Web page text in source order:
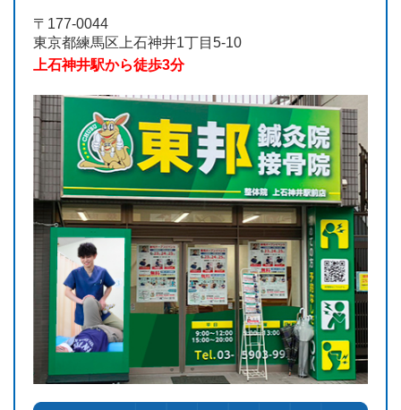
〒177-0044
東京都練馬区上石神井1丁目5-10
上石神井駅から徒歩3分